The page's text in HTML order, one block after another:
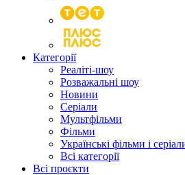
Категорії
Реаліті-шоу
Розважальні шоу
Новини
Серіали
Мультфільми
Фільми
Українські фільми і
Всі категорії
Всі проєкти